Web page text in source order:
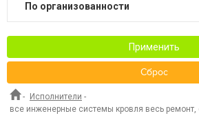
по организованности
Применить
Сброс
- Исполнители -
все инженерные системы кровля весь ремонт,